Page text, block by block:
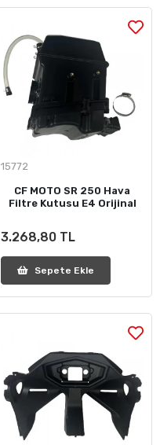
15772
CF MOTO SR 250 Hava
Filtre Kutusu E4 Orijinal
3.268,80 TL
Sepete Ekle